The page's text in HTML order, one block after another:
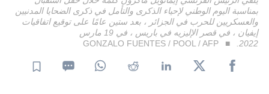
بمناسبة اليوم الوطني لإحياء الذكرى والتأمل في ذكرى الضحايا المدنيين
والعسكريين للحرب في الجزائر ، بعد ستين عامًا على توقيع اتفاقيات
إيفيان ، في قصر الإليزيه في باريس ، في 19 مارس
2022.
GONZALO FUENTES / POOL / AFP